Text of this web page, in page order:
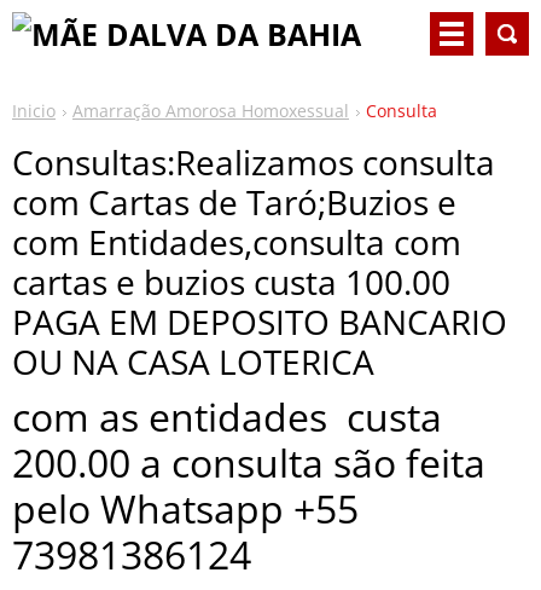
Inicio Amarração Amorosa Homoxessual Consulta
Consultas:Realizamos consulta
com Cartas de Taró;Buzios e
com Entidades,consulta com
cartas e buzios custa 100.00
PAGA EM DEPOSITO BANCARIO
OU NA CASA LOTERICA
com as entidades custa
200.00 a consulta são feita
pelo Whatsapp +55
73981386124